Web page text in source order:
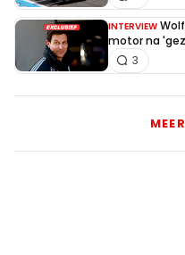
INTERVIEW
motor na
3